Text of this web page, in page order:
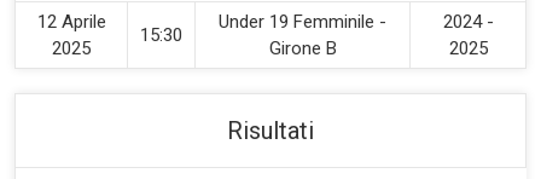
12 Aprile
2025
15:30
Under 19 Femminile -
Girone B
2024 -
2025
Risultati